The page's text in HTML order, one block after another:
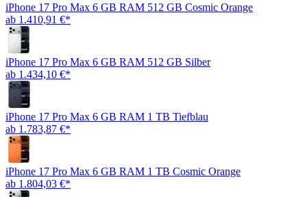
iPhone 17 Pro Max 6 GB RAM 512 GB Cosmic Orange
ab 1.410,91 €*
iPhone 17 Pro Max 6 GB RAM 512 GB Silber
ab 1.434,10 €*
iPhone 17 Pro Max 6 GB RAM 1 TB Tiefblau
ab 1.783,87 €*
iPhone 17 Pro Max 6 GB RAM 1 TB Cosmic Orange
ab 1.804,03 €*